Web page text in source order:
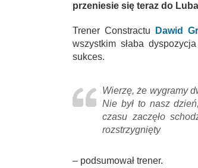
przeniesie się teraz do
Trener Constractu Dawid
wszystkim słaba
sukces.
Wierzę, że wygramy
Nie był to nasz
czasu zaczęło
rozstrzygnięty
– podsumował trener.